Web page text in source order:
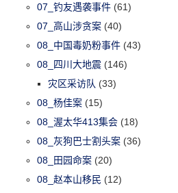
07_钓友遇袭事件 (61)
07_高山涉贪案 (40)
08_中国毒奶粉事件 (43)
08_四川大地震 (146)
灾区采访队 (33)
08_杨佳案 (15)
08_渥太华413集会 (18)
08_灰狗巴士割头案 (36)
08_田园命案 (20)
08_赵本山移民 (12)